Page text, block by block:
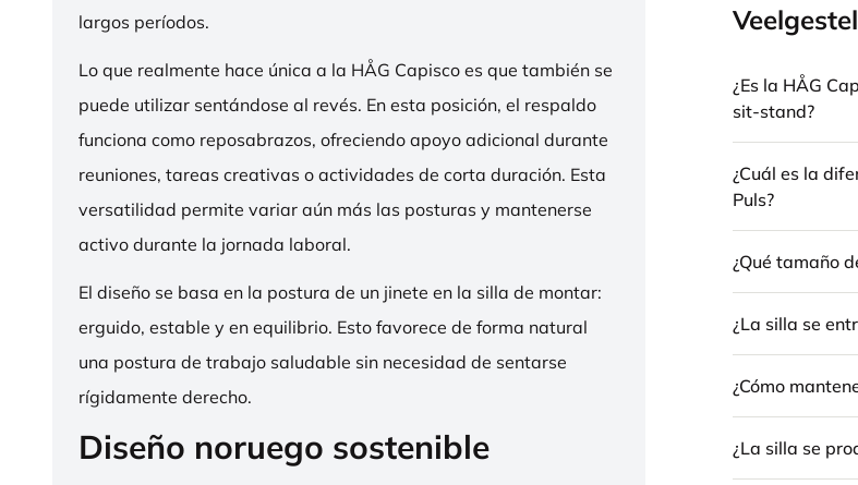
largos períodos.
Lo que realmente hace única a la HÅG Capisco es que también se
puede utilizar sentándose al revés. En esta posición, el respaldo
funciona como reposabrazos, ofreciendo apoyo adicional durante
reuniones, tareas creativas o actividades de corta duración. Esta
versatilidad permite variar aún más las posturas y mantenerse
activo durante la jornada laboral.
El diseño se basa en la postura de un jinete en la silla de montar:
erguido, estable y en equilibrio. Esto favorece de forma natural
una postura de trabajo saludable sin necesidad de sentarse
rígidamente derecho.
Diseño noruego sostenible
¿Es la HÅG
sit-stand?
¿Cuál es la
Puls?
¿Qué tamaño
¿La silla se
¿Cómo
¿La silla se